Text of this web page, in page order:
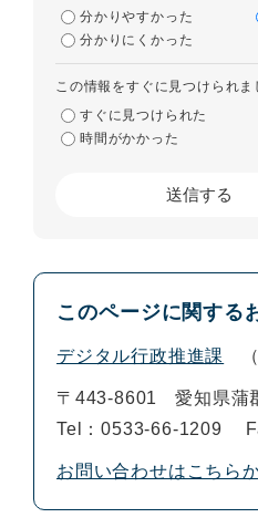
分かりやすかった
分かりにくかった
この情報をすぐに見つけられま
すぐに見つけられた
時間がかかった
このページに関する
デジタル行政推進課
〒443-8601
愛知県蒲
Tel：0533-66-1209
お問い合わせはこちら